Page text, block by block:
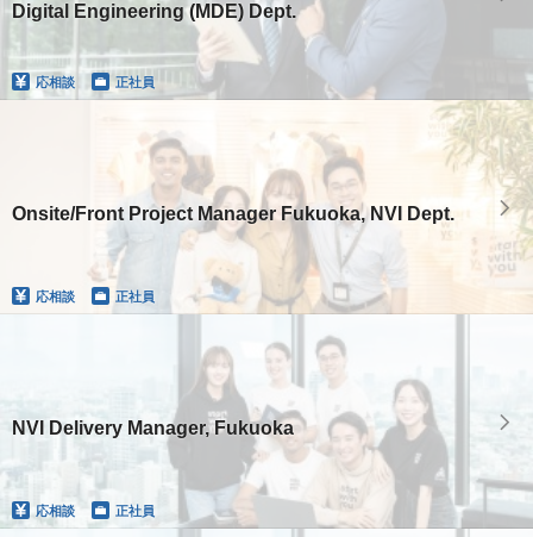
Digital Engineering (MDE) Dept.
応相談 正社員
Onsite/Front Project Manager Fukuoka, NVI Dept.
応相談 正社員
NVI Delivery Manager, Fukuoka
応相談 正社員